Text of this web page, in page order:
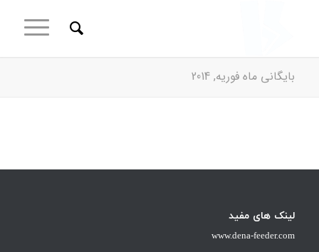
بایگانی ماه فوریه, 2014
لینک های مفید
www.dena-feeder.com